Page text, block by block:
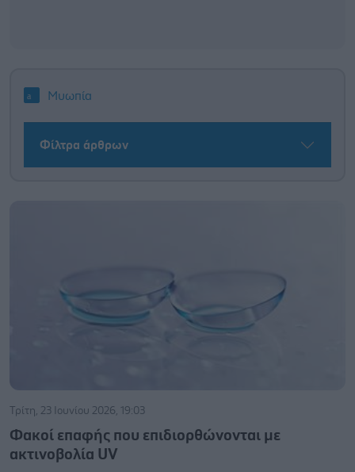
Μυωπία
Φίλτρα άρθρων
Τρίτη, 23 Ιουνίου 2026, 19:03
Φακοί επαφής που επιδιορθώνονται με
ακτινοβολία UV